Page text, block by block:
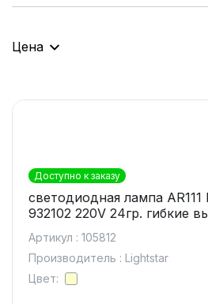
Цена
Доступно к заказу
светодиодная лампа
932102 220V 24гр. гибкие
Артикул : 105812
Производитель : Lightstar
Цвет: